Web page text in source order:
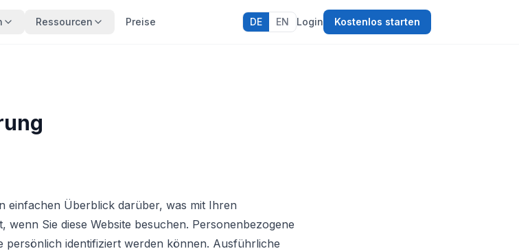
Ressourcen Preise DE EN Login Kostenlos starten
einfachen Überblick darüber, was mit Ihren
wenn Sie diese Website besuchen. Personenbezogene
persönlich identifiziert werden können. Ausführliche